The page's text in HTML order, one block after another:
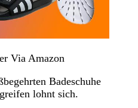
Via Amazon
Badeschuhe
lohnt sich.